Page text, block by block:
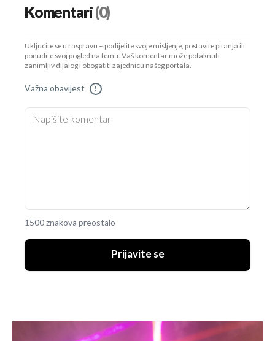
Komentari(0)
Uključite se u raspravu – podijelite svoje mišljenje, postavite pitanja ili
ponudite svoj pogled na temu. Vaš komentar može potaknuti
zanimljiv dijalog i obogatiti zajednicu našeg portala.
Važna obavijest !
1500 znakova preostalo
Prijavite se